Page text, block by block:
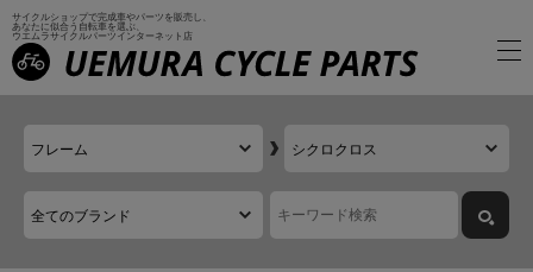
サイクルショップで完成車やパーツを販売し、
あなたに似合う自転車を選ぶ、
ウエムラサイクルパーツインターネット店